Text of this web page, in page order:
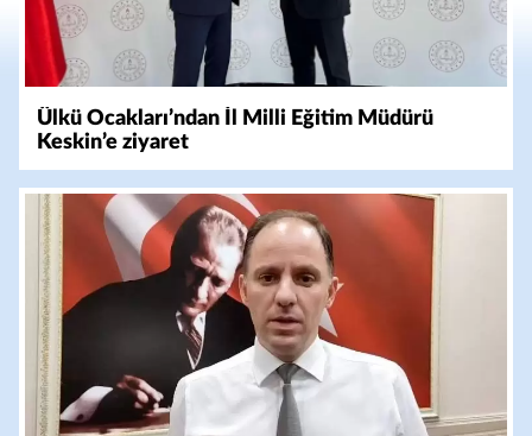
Ülkü Ocakları’ndan İl Milli Eğitim Müdürü
Keskin’e ziyaret